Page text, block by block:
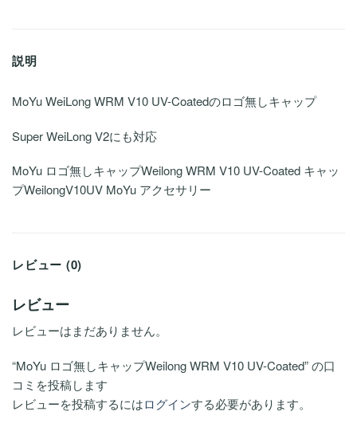
説明
MoYu WeiLong WRM V10 UV-Coatedのロゴ無しキャップ
Super WeiLong V2にも対応
MoYu ロゴ無しキャップWeilong WRM V10 UV-Coated キャッ
プWeilongV10UV MoYu アクセサリー
レビュー (0)
レビュー
レビューはまだありません。
“MoYu ロゴ無しキャップWeilong WRM V10 UV-Coated” の口
コミを投稿します
レビューを投稿するにはログインする必要があります。